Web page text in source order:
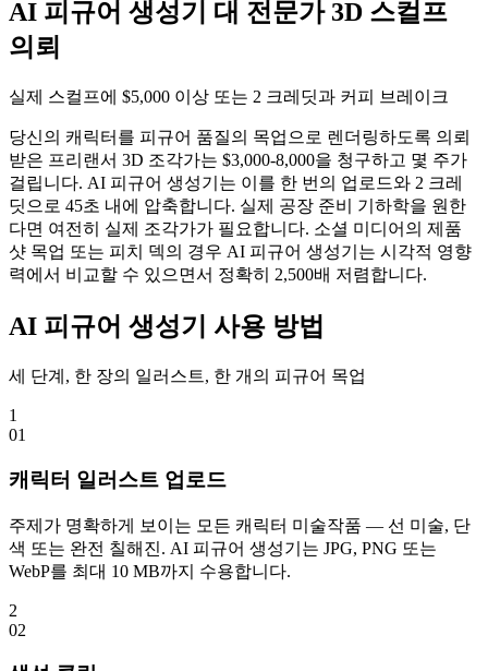
AI 피규어 생성기 대 전문가 3D 스컬프
의뢰
실제 스컬프에 $5,000 이상 또는 2 크레딧과 커피 브레이크
당신의 캐릭터를 피규어 품질의 목업으로 렌더링하도록 의뢰
받은 프리랜서 3D 조각가는 $3,000-8,000을 청구하고 몇 주가
걸립니다. AI 피규어 생성기는 이를 한 번의 업로드와 2 크레
딧으로 45초 내에 압축합니다. 실제 공장 준비 기하학을 원한
다면 여전히 실제 조각가가 필요합니다. 소셜 미디어의 제품
샷 목업 또는 피치 덱의 경우 AI 피규어 생성기는 시각적 영향
력에서 비교할 수 있으면서 정확히 2,500배 저렴합니다.
AI 피규어 생성기 사용 방법
세 단계, 한 장의 일러스트, 한 개의 피규어 목업
1
01
캐릭터 일러스트 업로드
주제가 명확하게 보이는 모든 캐릭터 미술작품 — 선 미술, 단
색 또는 완전 칠해진. AI 피규어 생성기는 JPG, PNG 또는
WebP를 최대 10 MB까지 수용합니다.
2
02